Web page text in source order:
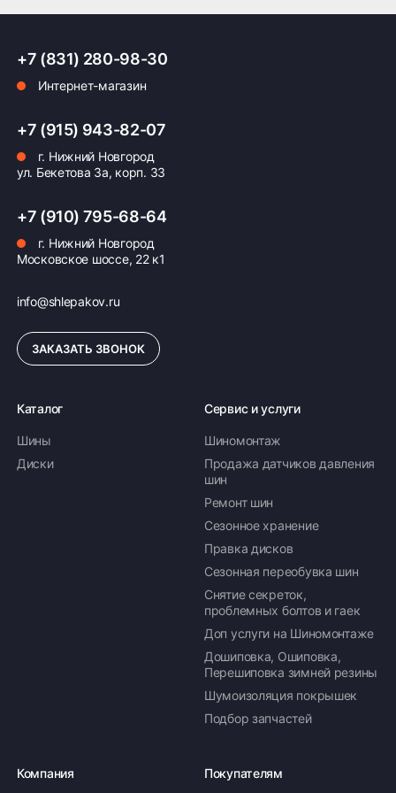
Оплата заказа
Возможна картой, наличными при получении,
также доступно оформление кредита и
+7 (831) 280-98-30
Интернет-магазин
+7 (915) 943-82-07
г. Нижний Новгород
ул. Бекетова 3а, корп. 33
+7 (910) 795-68-64
г. Нижний Новгород
Московское шоссе, 22 к1
info@shlepakov.ru
ЗАКАЗАТЬ ЗВОНОК
Каталог
Шины
Диски
Сервис и услуги
Шиномонтаж
Продажа датчиков давления
шин
Ремонт шин
Сезонное хранение
Правка дисков
Сезонная переобувка шин
Снятие секреток,
проблемных болтов и гаек
Доп услуги на Шиномонтаже
Дошиповка, Ошиповка,
Перешиповка зимней резины
Шумоизоляция покрышек
Подбор запчастей
Компания Покупателям